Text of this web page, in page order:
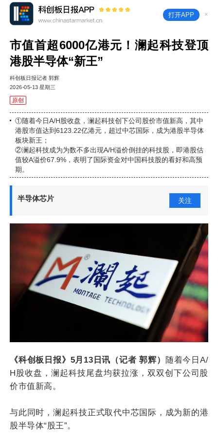
打开APP ×
市值首超6000亿港元！澜起科技登顶
港股半导体“新王”
科创板日报记者 郭辉
2026-05-13 星期三
原创
①随着今日A/H股收盘，澜起科技创下公司股价市值新高，其中
港股市值达到6123.22亿港元，超过中芯国际，成为港股半导体
板块新王；
②澜起科技成为为数不多出现A/H溢价倒挂的科技股，即港股估
值较A溢价67.9%，表明了国际资金对中国科技股的看好和高预
期。
半导体芯片 关注
《科创板日报》5月13日讯（记者 郭辉）
随着今日A/
H股收盘，澜起科技尾盘均获拉涨，双双创下公司股
价市值新高。
与此同时，澜起科技正式取代中芯国际，成为新的港
股半导体“股王”。